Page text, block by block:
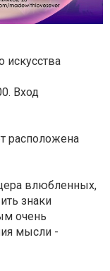
искусства
Вход
расположена
влюбленных,
знаки
очень
мысли -